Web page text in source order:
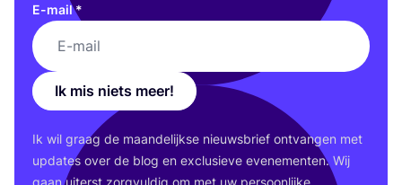
E-mail*
Ik mis niets meer!
Ik wil graag de maan­de­lijk­se nieuws­brief ont­van­gen met
upda­tes over de blog en exclu­sie­ve eve­ne­men­ten. Wij
gaan uiterst zorg­vul­dig om met uw per­soon­lij­ke